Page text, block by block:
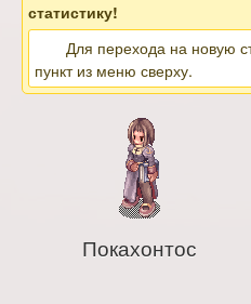
статистику!
Для перехода на новую
пункт из меню сверху.
Покахонтос